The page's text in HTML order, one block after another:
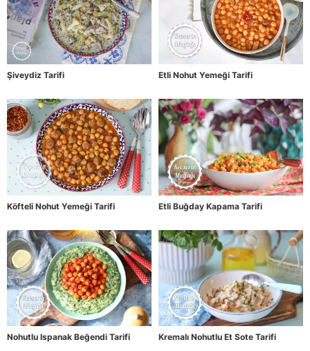
Şiveydiz Tarifi Etli Nohut Yemeği Tarifi
Köfteli Nohut Yemeği Tarifi Etli Buğday Kapama Tarifi
Nohutlu Ispanak Beğendi Tarifi Kremalı Nohutlu Et Sote Tarifi